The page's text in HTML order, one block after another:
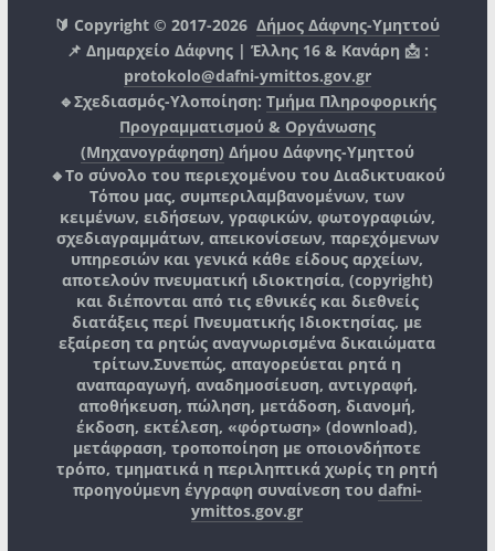
🔰 Copyright © 2017-2026Δήμος Δάφνης-Υμηττού
📌 Δημαρχείο Δάφνης | Έλλης 16 & Κανάρη 📩 :
protokolo@dafni-ymittos.gov.gr
🔹Σχεδιασμός-Υλοποίηση: Τμήμα Πληροφορικής
Προγραμματισμού & Οργάνωσης
(Μηχανογράφηση) Δήμου Δάφνης-Υμηττού
🔸Το σύνολο του περιεχομένου του Διαδικτυακού
Τόπου μας, συμπεριλαμβανομένων, των
κειμένων, ειδήσεων, γραφικών, φωτογραφιών,
σχεδιαγραμμάτων, απεικονίσεων, παρεχόμενων
υπηρεσιών και γενικά κάθε είδους αρχείων,
αποτελούν πνευματική ιδιοκτησία, (copyright)
και διέπονται από τις εθνικές και διεθνείς
διατάξεις περί Πνευματικής Ιδιοκτησίας, με
εξαίρεση τα ρητώς αναγνωρισμένα δικαιώματα
τρίτων.Συνεπώς, απαγορεύεται ρητά η
αναπαραγωγή, αναδημοσίευση, αντιγραφή,
αποθήκευση, πώληση, μετάδοση, διανομή,
έκδοση, εκτέλεση, «φόρτωση» (download),
μετάφραση, τροποποίηση με οποιονδήποτε
τρόπο, τμηματικά η περιληπτικά χωρίς τη ρητή
προηγούμενη έγγραφη συναίνεση του dafni-
ymittos.gov.gr